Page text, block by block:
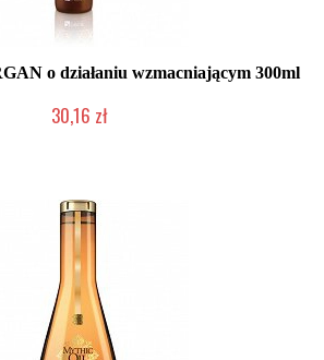
o działaniu wzmacniającym 300ml
30,16 zł